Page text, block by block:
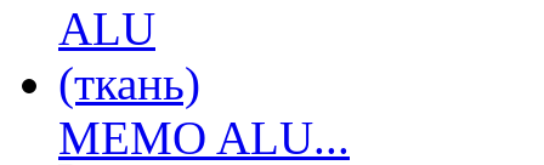
MEMO ALU...